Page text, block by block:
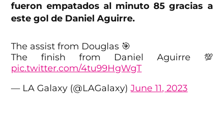
fueron empatados al minuto 85 gracias a
este gol de Daniel Aguirre.
The assist from Douglas 🎯
The finish from Daniel Aguirre 💯
pic.twitter.com/4tu99HgWgT
— LA Galaxy (@LAGalaxy)June 11, 2023